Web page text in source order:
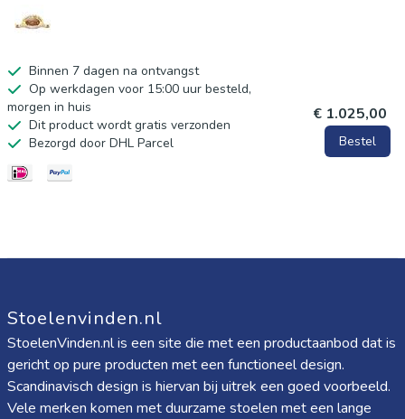
Binnen 7 dagen na ontvangst
Op werkdagen voor 15:00 uur besteld,
morgen in huis
Dit product wordt gratis verzonden
Bezorgd door DHL Parcel
€ 1.025,00
Bestel
Stoelenvinden.nl
StoelenVinden.nl is een site die met een productaanbod dat is
gericht op pure producten met een functioneel design.
Scandinavisch design is hiervan bij uitrek een goed voorbeeld.
Vele merken komen met duurzame stoelen met een lange